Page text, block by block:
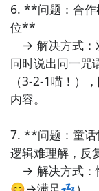
方法一： 关注
步骤1：百度搜
步骤2：关注大
最新发布，这
6. **问题：合作
位**
→ 解决方式：
同时说出同一咒
（3-2-1喵！）
内容。
7. **问题：童话
逻辑难理解，反
→ 解决方式：